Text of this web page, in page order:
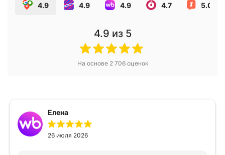
4.9 4.9 4.9 4.7 5.0
4.9 из 5
На основе 2 706оценок
Елена
26 июля 2026